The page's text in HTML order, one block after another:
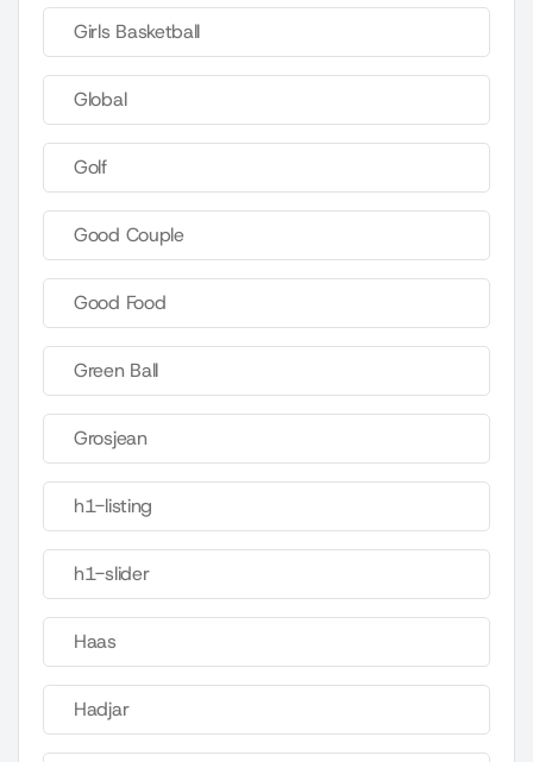
Girls Basketball
Global
Golf
Good Couple
Good Food
Green Ball
Grosjean
h1-listing
h1-slider
Haas
Hadjar